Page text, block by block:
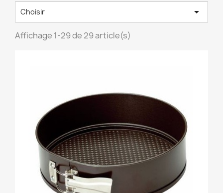
Choisir 
Affichage 1-29 de 29 article(s)